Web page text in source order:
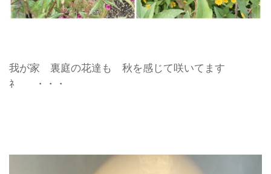
我が家 裏庭の花達も 秋を感じて咲いてます
ﾈ ・・・